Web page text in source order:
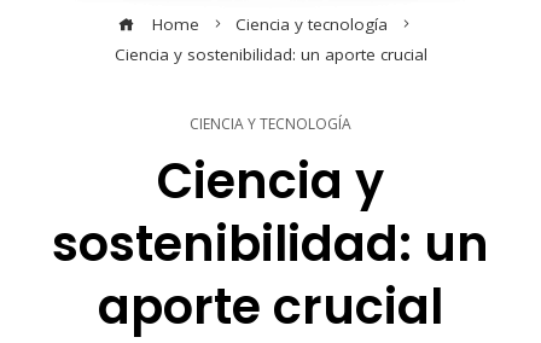
Home
Ciencia y tecnología
Ciencia y sostenibilidad: un aporte crucial
CIENCIA Y TECNOLOGÍA
Ciencia y
sostenibilidad: un
aporte crucial